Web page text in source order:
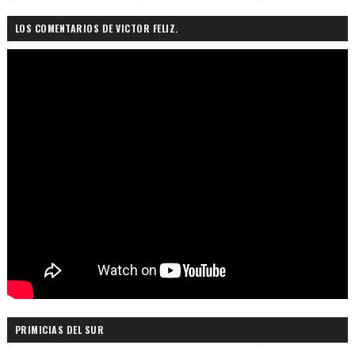
LOS COMENTARIOS DE VICTOR FELIZ.
PRIMICIAS DEL SUR